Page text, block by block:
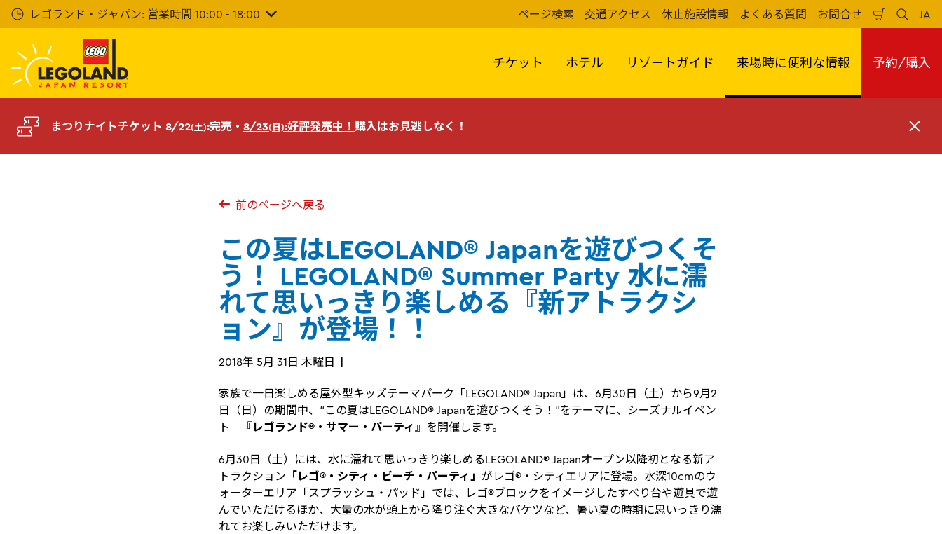
イ
レゴランド・ジャパン: 営業時間 10:00 - 18:00 ページ検索 交通アクセス 休止施設情報 よくある質問 お問合せ
い
か
ご
検
索
る
JA
日
本
チケット ホテル リゾートガイド 来場時に便利な情報 予約/購入
まつりナイトチケット 8/22(土):完売・ 8/23(日):好評発売中！ 購入はお見逃しなく！
閉
る
前のページへ戻る
この夏はLEGOLAND® Japanを遊びつくそ
う！ LEGOLAND® Summer Party 水に濡
れて思いっきり楽しめる『新アトラクシ
ョン』が登場！！
2018年 5月 31日 木曜日
家族で一日楽しめる屋外型キッズテーマパーク「LEGOLAND® Japan」は、6月30日（土）から9月2
日（日）の期間中、“この夏はLEGOLAND® Japanを遊びつくそう！”をテーマに、シーズナルイベン
ト 『レゴランド®・サマー・パーティ』を開催します。
6月30日（土）には、水に濡れて思いっきり楽しめるLEGOLAND® Japanオープン以降初となる新ア
トラクション 「レゴ®・シティ・ビーチ・パーティ」 がレゴ®・シティエリアに登場。水深10cmのウ
ォーターエリア「スプラッシュ・パッド」では、レゴ®ブロックをイメージしたすべり台や遊具で遊
んでいただけるほか、大量の水が頭上から降り注ぐ大きなバケツなど、暑い夏の時期に思いっきり濡
れてお楽しみいただけます。